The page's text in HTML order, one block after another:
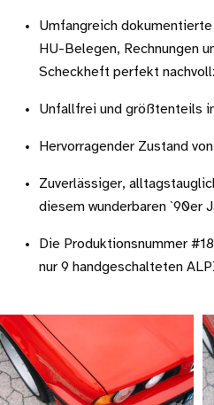
Umfangreich
HU-Belegen, Rechnungen
Scheckheft perfekt
Unfallfrei und größtenteils
Hervorragender Zustand
Zuverlässiger,
diesem wunderbaren `90er
Die Produktionsnummer
nur 9 handgeschalteten